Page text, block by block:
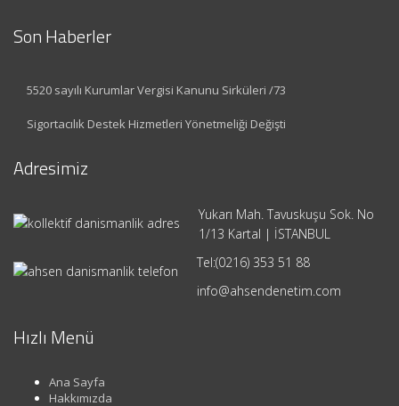
Son Haberler
5520 sayılı Kurumlar Vergisi Kanunu Sirküleri /73
Sigortacılık Destek Hizmetleri Yönetmeliği Değişti
Adresimiz
Yukarı Mah. Tavuskuşu Sok. No
1/13 Kartal | İSTANBUL
Tel:(0216) 353 51 88
info@ahsendenetim.com
Hızlı Menü
Ana Sayfa
Hakkımızda